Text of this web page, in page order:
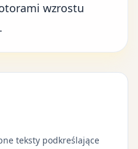
wzrostu
teksty podkreślające